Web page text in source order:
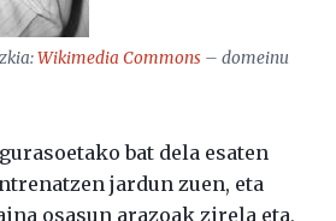
Wikimedia Commons– domeinu
bat dela esaten
jardun zuen, eta
osasun arazoak zirela eta,